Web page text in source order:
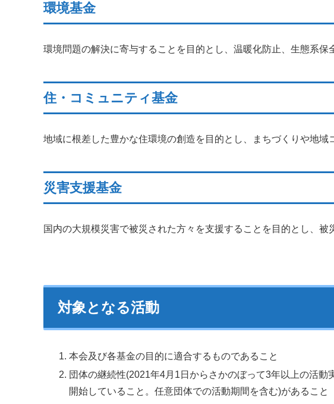
環境基金
環境問題の解決に寄与することを目的とし、温暖化防止、生態系保
住・コミュニティ基金
地域に根差した豊かな住環境の創造を目的とし、まちづくりや地域
災害支援基金
国内の大規模災害で被災された方々を支援することを目的とし、被
対象となる活動
本会及び各基金の目的に適合するものであること
団体の継続性(2021年4月1日からさかのぼって3年以上の活
開始していること。任意団体での活動期間を含む)があること